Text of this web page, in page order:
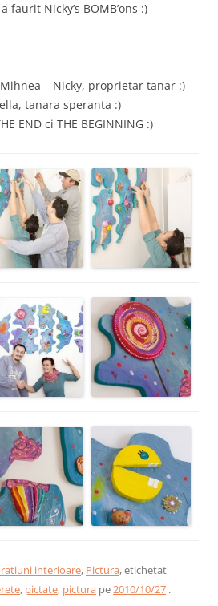
Nicky’s BOMB’ons :)
– Nicky, proprietar tanar :)
tanara speranta :)
END ci THE BEGINNING :)
interioare, Pictura, etichetat
, pictate, pictura pe2010/10/27 .